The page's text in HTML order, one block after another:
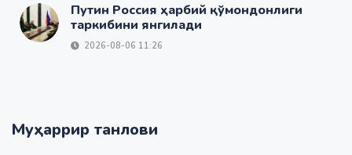
Путин Россия ҳарбий қўмондонлиги
таркибини янгилади
2026-08-06 11:26
Муҳаррир танлови